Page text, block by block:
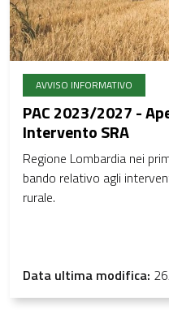
AVVISO INFORMATIVO
PAC 2023/2027 -
Intervento SRA
Regione Lombardia nei
bando relativo agli
rurale.
Data ultima modifica: